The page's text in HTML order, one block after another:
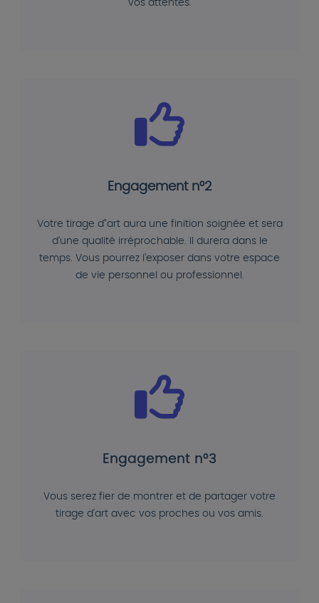
vos attentes.
Engagement n°2
Votre tirage d"art aura une finition soignée et sera
d'une qualité irréprochable. Il durera dans le
temps. Vous pourrez l'exposer dans votre espace
de vie personnel ou professionnel.
Engagement n°3
Vous serez fier de montrer et de partager votre
tirage d'art avec vos proches ou vos amis.